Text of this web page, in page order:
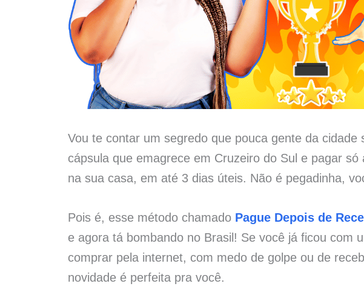
Vou te contar um segredo que pouca gente da cidade
cápsula que emagrece em Cruzeiro do Sul e pagar
na sua casa, em até 3 dias úteis. Não é pegadinha,
Pois é, esse método chamado Pague Depois de
e agora tá bombando no Brasil! Se você já ficou com
comprar pela internet, com medo de golpe ou de
novidade é perfeita pra você.